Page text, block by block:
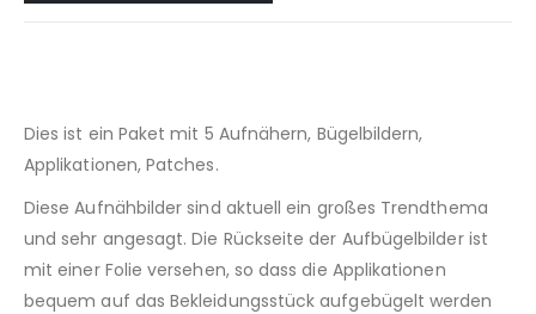
Dies ist ein Paket mit 5 Aufnähern, Bügelbildern,
Applikationen, Patches.
Diese Aufnähbilder sind aktuell ein großes Trendthema
und sehr angesagt. Die Rückseite der Aufbügelbilder ist
mit einer Folie versehen, so dass die Applikationen
bequem auf das Bekleidungsstück aufgebügelt werden